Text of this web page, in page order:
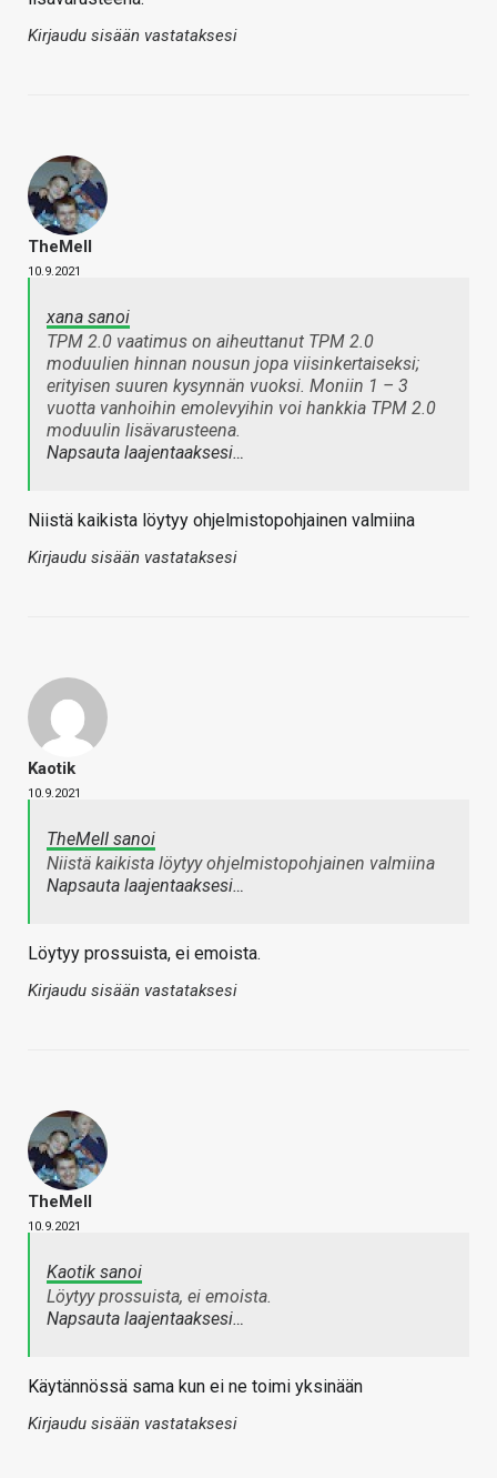
Kirjaudu sisään vastataksesi
TheMeII
10.9.2021
xana sanoi
TPM 2.0 vaatimus on aiheuttanut TPM 2.0
moduulien hinnan nousun jopa viisinkertaiseksi;
erityisen suuren kysynnän vuoksi. Moniin 1 – 3
vuotta vanhoihin emolevyihin voi hankkia TPM 2.0
moduulin lisävarusteena.
Napsauta laajentaaksesi…
Niistä kaikista löytyy ohjelmistopohjainen valmiina
Kirjaudu sisään vastataksesi
Kaotik
10.9.2021
TheMeII sanoi
Niistä kaikista löytyy ohjelmistopohjainen valmiina
Napsauta laajentaaksesi…
Löytyy prossuista, ei emoista.
Kirjaudu sisään vastataksesi
TheMeII
10.9.2021
Kaotik sanoi
Löytyy prossuista, ei emoista.
Napsauta laajentaaksesi…
Käytännössä sama kun ei ne toimi yksinään
Kirjaudu sisään vastataksesi